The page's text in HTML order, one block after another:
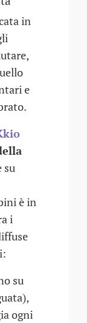
in
e
su
è in
i
su
ogni